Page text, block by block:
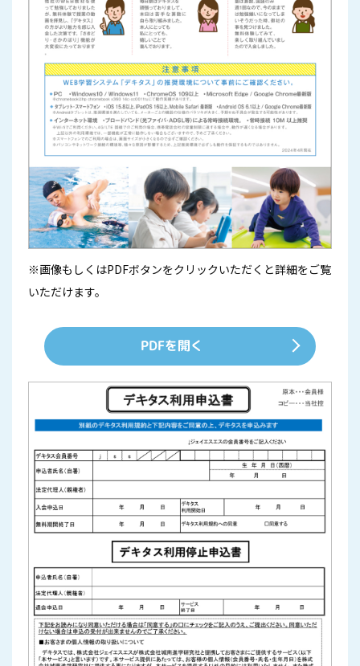
※画像もしくはPDFボタンをクリックいただくと詳細をご覧
いただけます。
PDFを開く